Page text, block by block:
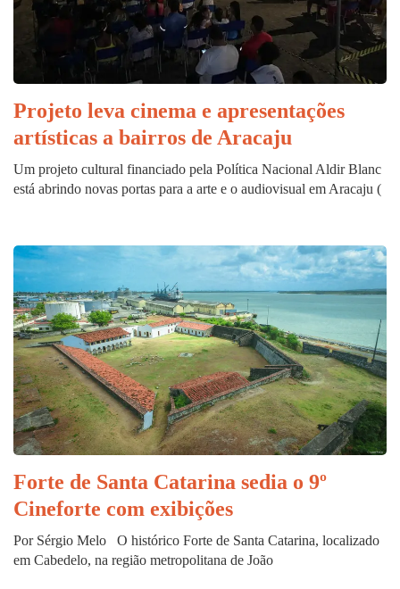
Projeto leva cinema e apresentações
artísticas a bairros de Aracaju
Um projeto cultural financiado pela Política Nacional Aldir Blanc
está abrindo novas portas para a arte e o audiovisual em Aracaju (
Forte de Santa Catarina sedia o 9º
Cineforte com exibições
Por Sérgio Melo O histórico Forte de Santa Catarina, localizado
em Cabedelo, na região metropolitana de João